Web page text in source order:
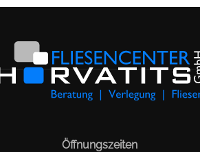
Öffnungszeiten